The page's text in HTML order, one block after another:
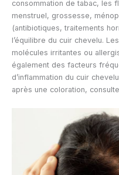
consommation de tabac, les
menstruel, grossesse,
(antibiotiques, traitements
l’équilibre du cuir chevelu.
molécules irritantes ou
également des facteurs
d’inflammation du cuir
après une coloration,